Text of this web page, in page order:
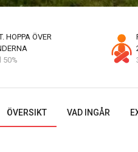
HOPPA ÖVER
50%
ÖVERSIKT VAD INGÅR